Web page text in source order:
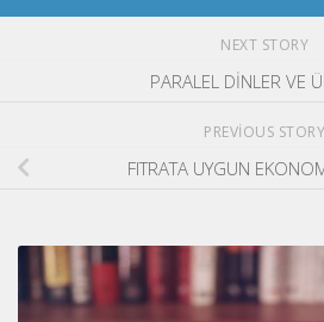
NEXT STORY
PARALEL DİNLER VE
PREVIOUS STORY
FITRATA UYGUN